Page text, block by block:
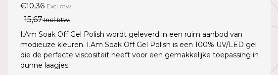
€10,36 Excl btw.
15,67Incl btw.
I.Am Soak Off Gel Polish wordt geleverd in een ruim aanbod van
modieuze kleuren. I.Am Soak Off Gel Polish is een 100% UV/LED gel
die de perfecte viscositeit heeft voor een gemakkelijke toepassing in
dunne laagjes.